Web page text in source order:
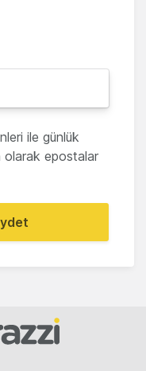
ile günlük
olarak epostalar